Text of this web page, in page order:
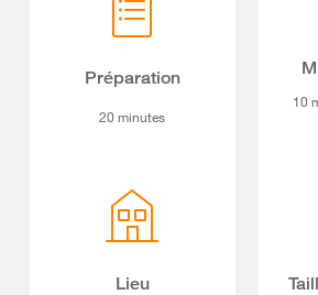
Préparation
20 minutes
10
Lieu